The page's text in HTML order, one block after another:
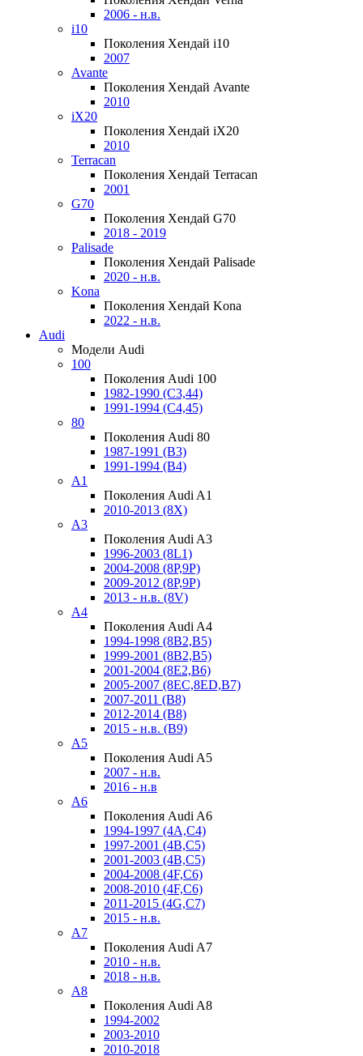
2006 - н.в.
i10
Поколения Хендай i10
2007
Avante
Поколения Хендай Avante
2010
iX20
Поколения Хендай iX20
2010
Terracan
Поколения Хендай Terracan
2001
G70
Поколения Хендай G70
2018 - 2019
Palisade
Поколения Хендай Palisade
2020 - н.в.
Kona
Поколения Хендай Kona
2022 - н.в.
Audi
Модели Audi
100
Поколения Audi 100
1982-1990 (С3,44)
1991-1994 (С4,45)
80
Поколения Audi 80
1987-1991 (B3)
1991-1994 (B4)
A1
Поколения Audi A1
2010-2013 (8X)
A3
Поколения Audi A3
1996-2003 (8L1)
2004-2008 (8P,9P)
2009-2012 (8P,9P)
2013 - н.в. (8V)
A4
Поколения Audi A4
1994-1998 (8B2,B5)
1999-2001 (8B2,B5)
2001-2004 (8E2,B6)
2005-2007 (8EC,8ED,B7)
2007-2011 (B8)
2012-2014 (B8)
2015 - н.в. (B9)
A5
Поколения Audi A5
2007 - н.в.
2016 - н.в
A6
Поколения Audi A6
1994-1997 (4A,C4)
1997-2001 (4B,C5)
2001-2003 (4B,C5)
2004-2008 (4F,C6)
2008-2010 (4F,C6)
2011-2015 (4G,C7)
2015 - н.в.
A7
Поколения Audi A7
2010 - н.в.
2018 - н.в.
A8
Поколения Audi A8
1994-2002
2003-2010
2010-2018